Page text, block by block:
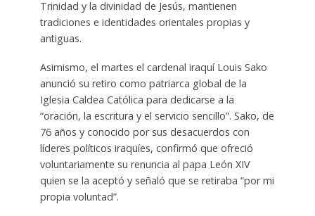
Trinidad y la divinidad de Jesús, mantienen
tradiciones e identidades orientales propias y
antiguas.
Asimismo, el martes el cardenal iraquí Louis Sako
anunció su retiro como patriarca global de la
Iglesia Caldea Católica para dedicarse a la
“oración, la escritura y el servicio sencillo”. Sako, de
76 años y conocido por sus desacuerdos con
líderes políticos iraquíes, confirmó que ofreció
voluntariamente su renuncia al papa León XIV
quien se la aceptó y señaló que se retiraba “por mi
propia voluntad”.